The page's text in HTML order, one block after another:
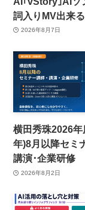
詞入りMV出来る
2026年8月7日
横田秀珠2026年
年)8月以降セミ
講演･企業研修
2026年8月2日